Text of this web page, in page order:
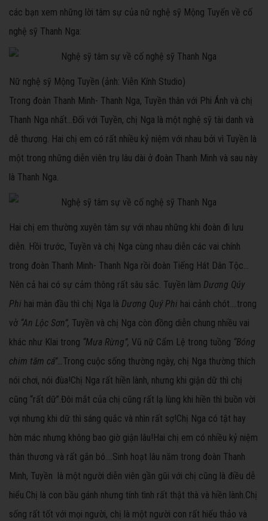
các bạn xem những lời tâm sự của nữ nghệ sỹ Mộng Tuyến về cố
nghệ sỹ Thanh Nga:
Nữ nghệ sỹ Mộng Tuyền (ảnh: Viễn Kính Studio)
Trong đoàn Thanh Minh- Thanh Nga, Tuyền thân với Phi Ánh và chị
Thanh Nga nhất…Đối với Tuyền, chị Nga là một nghệ sỹ tài danh và
dễ thương. Hai chị em có rất nhiều kỷ niệm với nhau bởi vì Tuyền là
một trong những diễn viên trụ lâu dài ở đoàn Thanh Minh và sau này
là Thanh Nga.
Hai chị em thường xuyên tâm sự với nhau những khi đoàn đi lưu
diễn. Hồi trước, Tuyền và chị Nga cùng nhau diễn các vai chính
trong đoàn Thanh Minh- Thanh Nga rồi đoàn Tiếng Hát Dân Tộc…
Nên cả hai có sự cảm thông rất sâu sắc. Tuyền làm Dương Qúy
Phi hai màn đầu thì chị Nga là Dương Quý Phi hai cảnh chót….trong
vở “An Lộc Sơn”, Tuyền và chị Nga còn đồng diễn chung nhiều vai
khác như Klai trong “Mưa Rừng”, Vũ nữ Cẩm Lệ trong tuồng “Bóng
chim tăm cá”…Trong cuộc sống thường ngày, chị Nga thường thích
nói chơi, nói đùa!Chị Nga rất hiền lành, nhưng khi giận dữ thì chị
cũng “rất dữ”.Đôi mắt của chị cũng rất lạ lùng khi hiền thì buồn vời
vợi nhưng khi dữ thì sáng quắc và nhìn rất sợ!Chị Nga có tật hay
hờn mác nhưng không bao giờ giận lâu!Hai chị em có nhiều kỷ niệm
thân thương và rất gắn bó….Sinh hoạt lâu năm trong đoàn Thanh
Minh, Tuyền là một người diễn viên gần gũi với chị cũng là điều dễ
hiểu.Chị là con bầu gánh nhưng tính tình rất thật thà và hiền lành.Chị
sống rất tốt với mọi người, chị là một người con rất hiếu thảo và